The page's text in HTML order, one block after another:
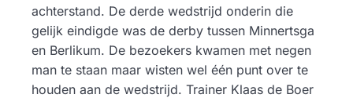
achterstand. De derde wedstrijd onderin die
gelijk eindigde was de derby tussen Minnertsga
en Berlikum. De bezoekers kwamen met negen
man te staan maar wisten wel één punt over te
houden aan de wedstrijd. Trainer Klaas de Boer